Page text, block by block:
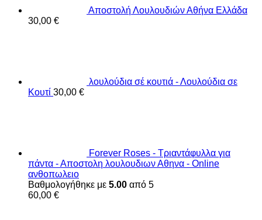
Αποστολή Λουλουδιών Αθήνα Ελλάδα
30,00 €
λουλούδια σέ κουτιά - Λουλούδια σε
Κουτί 30,00 €
Forever Roses - Τριαντάφυλλα για
πάντα - Αποστολη λουλουδιων Αθηνα - Online
ανθοπωλειο
Βαθμολογήθηκε με 5.00 από 5
60,00 €